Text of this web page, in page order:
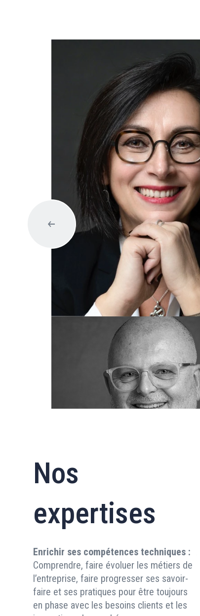
Nos
expertises
Enrichir ses compétences techniques :
Comprendre, faire évoluer les métiers de
l’entreprise, faire progresser ses savoir-
faire et ses pratiques pour être toujours
en phase avec les besoins clients et les